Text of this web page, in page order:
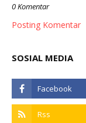
0 Komentar
Posting Komentar
SOSIAL MEDIA